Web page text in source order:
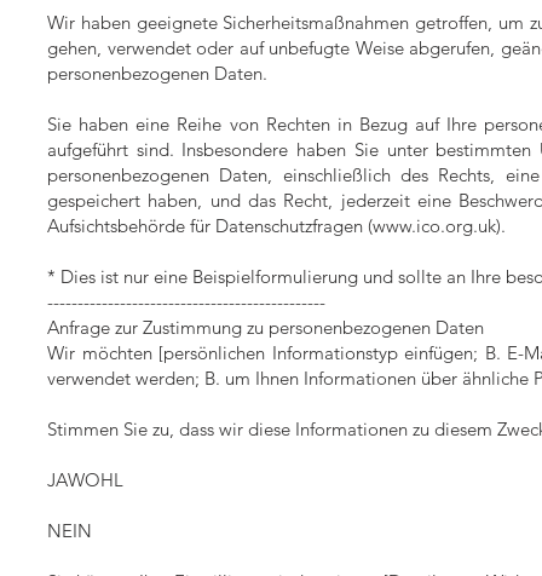
Wir haben geeignete Sicherheitsmaßnahmen getroffen, um
gehen, verwendet oder auf unbefugte Weise abgerufen,
personenbezogenen Daten.
Sie haben eine Reihe von Rechten in Bezug auf Ihre
aufgeführt sind. Insbesondere haben Sie unter
personenbezogenen Daten, einschließlich des Rechts,
gespeichert haben, und das Recht, jederzeit eine
Aufsichtsbehörde für Datenschutzfragen (www.ico.org.uk).
* Dies ist nur eine Beispielformulierung und sollte an Ihre
----------------------------------------------
Anfrage zur Zustimmung zu personenbezogenen Daten
Wir möchten [persönlichen Informationstyp einfügen; B. E-
verwendet werden; B. um Ihnen Informationen über ähnliche
Stimmen Sie zu, dass wir diese Informationen zu diesem
JAWOHL
NEIN